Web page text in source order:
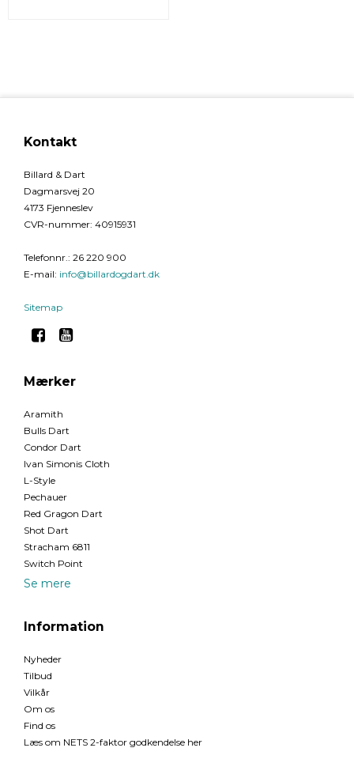
Kontakt
Billard & Dart
Dagmarsvej 20
4173 Fjenneslev
CVR-nummer: 40915931
Telefonnr. : 26 220 900
E-mail: info@billardogdart.dk
Sitemap
Mærker
Aramith
Bulls Dart
Condor Dart
Ivan Simonis Cloth
L-Style
Pechauer
Red Gragon Dart
Shot Dart
Stracham 6811
Switch Point
Se mere
Information
Nyheder
Tilbud
Vilkår
Om os
Find os
Læs om NETS 2-faktor godkendelse her